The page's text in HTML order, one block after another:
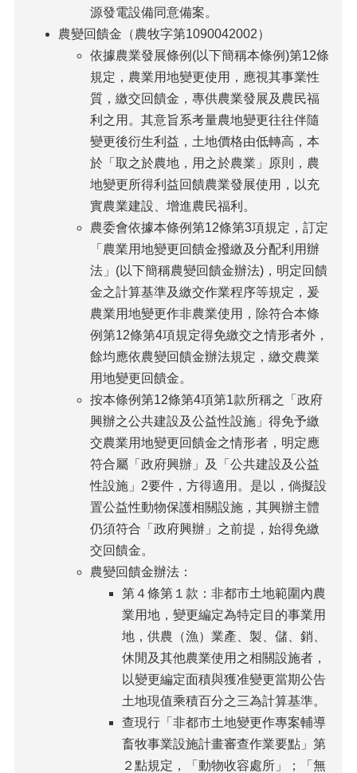
源發電設備同意備案。
農變回饋金（農牧字第1090042002）
依據農業發展條例(以下簡稱本條例)第12條
規定，農業用地變更使用，應視其事業性
質，繳交回饋金，專供農業發展及農民福
利之用。其意旨系考量農地變更往往伴隨
變更後衍生利益，土地價格由低轉高，本
於「取之於農地，用之於農業」原則，農
地變更所得利益回饋農業發展使用，以充
實農業建設、增進農民福利。
農委會依據本條例第12條第3項規定，訂定
「農業用地變更回饋金撥繳及分配利用辦
法」(以下簡稱農變回饋金辦法)，明定回饋
金之計算基準及繳交作業程序等規定，爰
農業用地變更作非農業使用，除符合本條
例第12條第4項規定得免繳交之情形者外，
餘均應依農變回饋金辦法規定，繳交農業
用地變更回饋金。
按本條例第12條第4項第1款所稱之「政府
興辦之公共建設及公益性設施」得免予繳
交農業用地變更回饋金之情形者，明定應
符合屬「政府興辦」及「公共建設及公益
性設施」2要件，方得適用。是以，倘擬設
置公益性動物保護相關設施，其興辦主體
仍須符合「政府興辦」之前提，始得免繳
交回饋金。
農變回饋金辦法：
第４條第１款：非都市土地範圍內農
業用地，變更編定為特定目的事業用
地，供農（漁）業產、製、儲、銷、
休閒及其他農業使用之相關設施者，
以變更編定面積與獲准變更當期公告
土地現值乘積百分之三為計算基準。
查現行「非都市土地變更作專案輔導
畜牧事業設施計畫審查作業要點」第
２點規定，「動物收容處所」；「無